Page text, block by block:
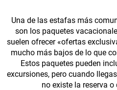
Una de las estafas más
son los paquetes
suelen ofrecer «ofertas
mucho más bajos de lo que
Estos paquetes pueden
excursiones, pero cuando
no existe la reserva